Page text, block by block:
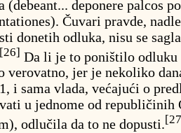
(debeant... deponere palcos
Čuvari pravde,
donetih odluka, nisu se
[26] Da li je to poništilo
verovatno, jer je nekoliko
i sama vlada, većajući o
u jednome od republičinih
odlučila da to ne dopusti.